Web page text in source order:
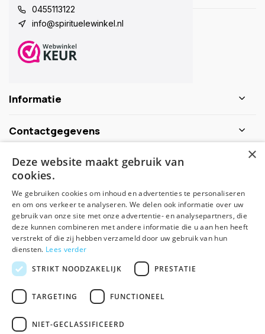
0455113122
info@spirituelewinkel.nl
Informatie
Contactgegevens
Schijf je nu in voor de nieuwsbrief
Abonneer
Algemene voorwaarden Disclaimer
×
Deze website maakt gebruik van
cookies.
We gebruiken cookies om inhoud en advertenties te personaliseren
en om ons verkeer te analyseren. We delen ook informatie over uw
gebruik van onze site met onze advertentie- en analysepartners, die
deze kunnen combineren met andere informatie die u aan hen heeft
verstrekt of die zij hebben verzameld door uw gebruik van hun
diensten. Lees verder
STRIKT NOODZAKELIJK
PRESTATIE
TARGETING FUNCTIONEEL
NIET-GECLASSIFICEERD